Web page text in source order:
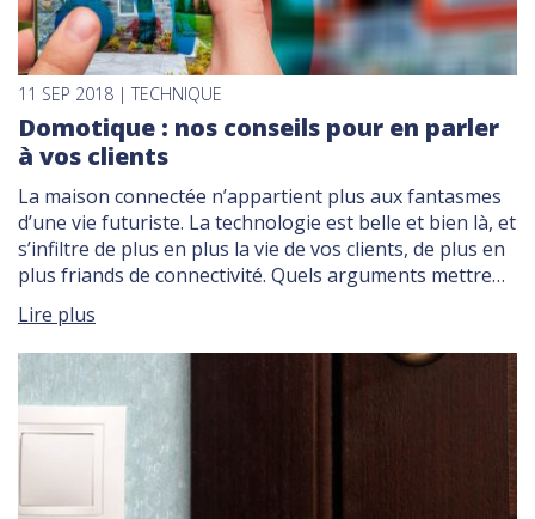
11 SEP 2018 | TECHNIQUE
Domotique : nos conseils pour en parler
à vos clients
La maison connectée n’appartient plus aux fantasmes
d’une vie futuriste. La technologie est belle et bien là, et
s’infiltre de plus en plus la vie de vos clients, de plus en
plus friands de connectivité. Quels arguments mettre
en avant pour les accompagner au mieux dans leur
projet ? Focus sur la domotique, véritable tremplin […]
Lire plus